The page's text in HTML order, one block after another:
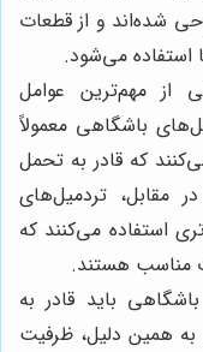
شده‌اند و از قطعات
استفاده می‌شود.
از مهم‌ترین عوامل
باشگاهی معمولاً
که قادر به تحمل
مقابل، تردمیل‌های
استفاده می‌کنند که
مناسب هستند.
باید قادر به
به همین دلیل، ظرفیت